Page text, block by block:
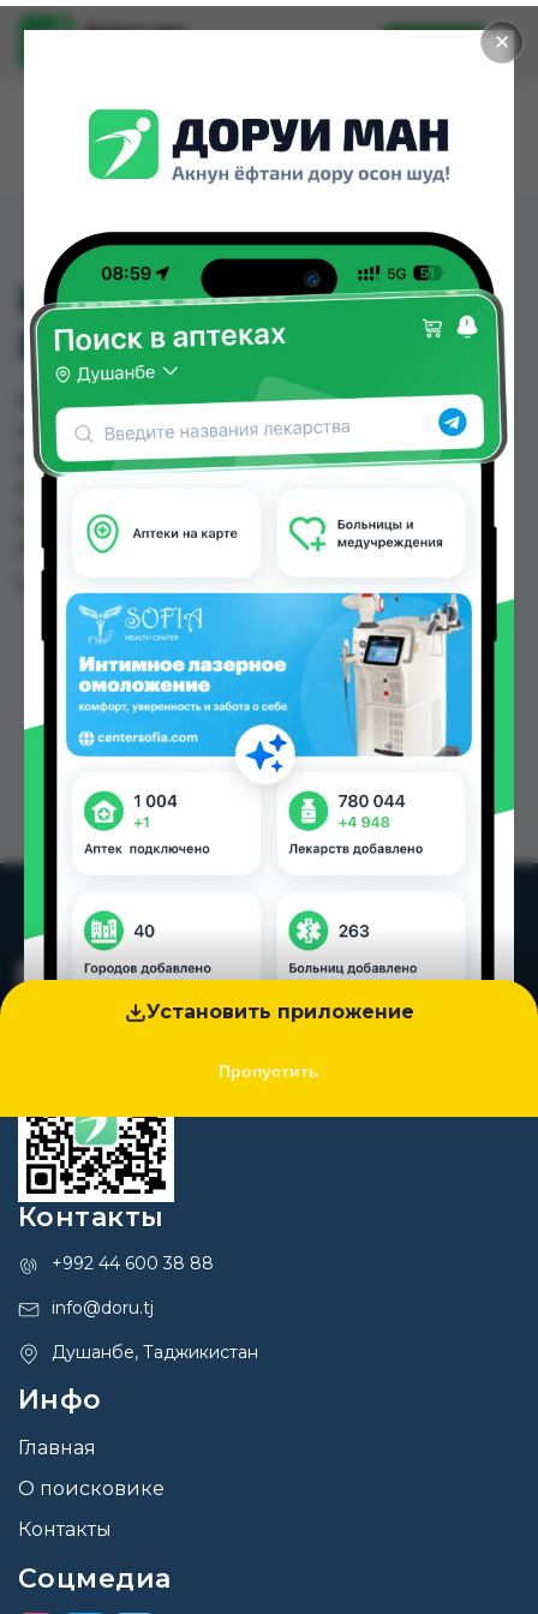
✕
Установить приложение
Пропустить
Доруи ман
Установить
ВИТАМИНЫ ДЛЯ
ВОЛОС GLS КАПС №60
ВИТАМИНЫ ДЛЯ ВОЛОС GLS КАПС №60 можно
купить или заказать в аптеках, Zoirpharm.tj,
Абубакри Карим, Авиценна, АЗИЗ ВАКО ,
цене от 45.10 TJS до 85.00 TJS в Душанбе и
других городах Таджикистана
Контакты
+992 44 600 38 88
info@doru.tj
Душанбе, Таджикистан
Инфо
Главная
О поисковике
Контакты
Соцмедиа